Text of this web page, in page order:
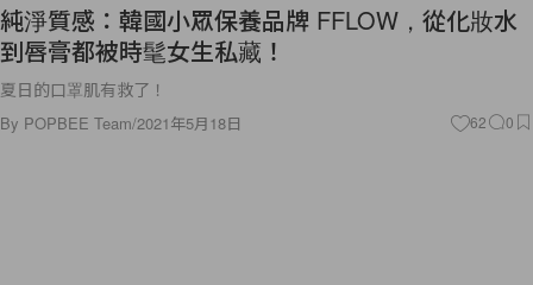
純淨質感：韓國小眾保養品牌 FFLOW，從化妝水
到唇膏都被時髦女生私藏！
夏日的口罩肌有救了！
By POPBEE Team/2021年5月18日 62 0